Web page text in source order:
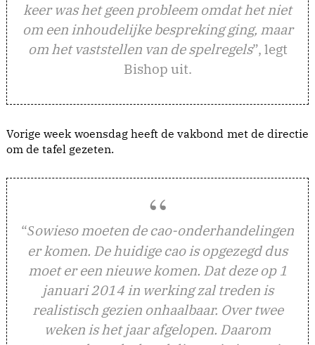
keer was het geen probleem omdat het niet
om een inhoudelijke bespreking ging, maar
om het vaststellen van de spelregels”, legt
Bishop uit.
Vorige week woensdag heeft de vakbond met de directie
om de tafel gezeten.
“Sowieso moeten de cao-onderhandelingen
er komen. De huidige cao is opgezegd dus
moet er een nieuwe komen. Dat deze op 1
januari 2014 in werking zal treden is
realistisch gezien onhaalbaar. Over twee
weken is het jaar afgelopen. Daarom